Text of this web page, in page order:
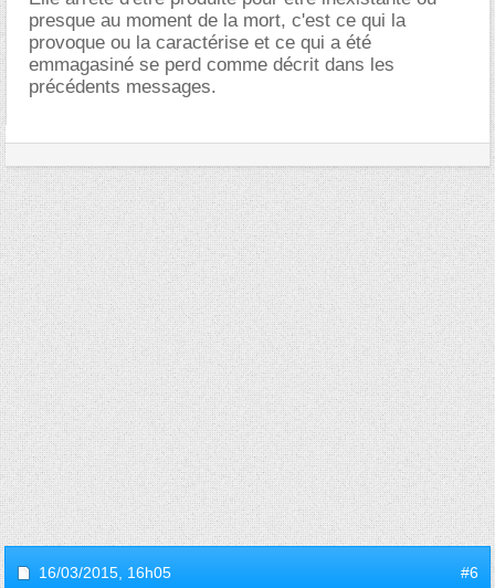
presque au moment de la mort, c'est ce qui la
provoque ou la caractérise et ce qui a été
emmagasiné se perd comme décrit dans les
précédents messages.
16/03/2015, 16h05 #6